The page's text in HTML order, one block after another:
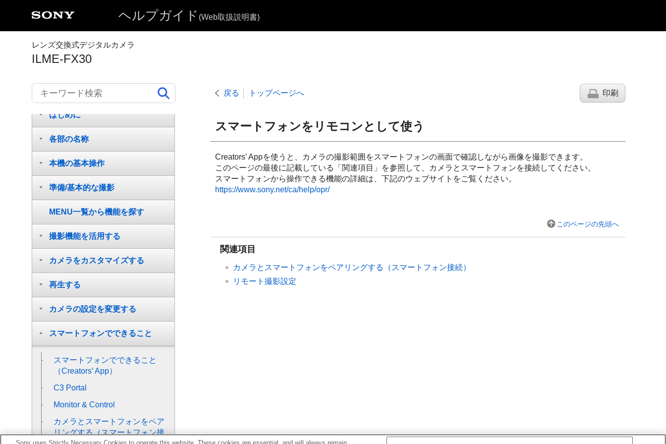
ヘルプガイド (Web取扱説明書)
レンズ交換式デジタルカメラ
ILME-FX30
戻る トップページへ 印刷
スマートフォンをリモコンとして使う
Creators’ Appを使うと、カメラの撮影範囲をスマートフォンの画面で確認しながら画像を撮影できます。
このページの最後に記載している「 関連項目 」を参照して、カメラとスマートフォンを接続してください。
スマートフォンから操作できる機能の詳細は、下記のウェブサイトをご覧ください。
https://www.sony.net/ca/help/opr/
このページの先頭へ
関連項目
カメラとスマートフォンをペアリングする（ スマートフォン接続）
リモート撮影設定
ヘルプガイドの使いかた
はじめに
各部の名称
本機の基本操作
準備/基本的な撮影
MENU一覧から機能を探す
撮影機能を活用する
カメラをカスタマイズする
再生する
カメラの設定を変更する
スマートフォンでできること
スマートフォンでできること
（Creators’ App）
C3 Portal
Monitor & Control
カメラとスマートフォンをペア
リングする（スマートフォン接